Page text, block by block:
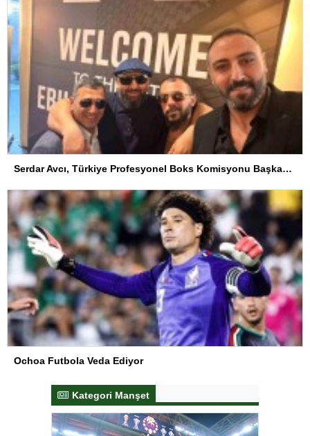
Serdar Avcı, Türkiye Profesyonel Boks Komisyonu Başkanı Seçildi
Ochoa Futbola Veda Ediyor
Kategori Manşet